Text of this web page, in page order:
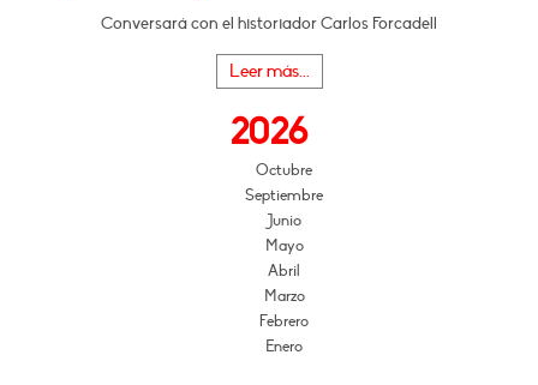
Conversará con el historiador Carlos Forcadell
Leer más...
2026
Octubre
Septiembre
Junio
Mayo
Abril
Marzo
Febrero
Enero